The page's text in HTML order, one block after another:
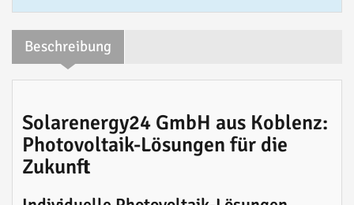
Beschreibung
Solarenergy24 GmbH aus Koblenz:
Photovoltaik-Lösungen für die
Zukunft